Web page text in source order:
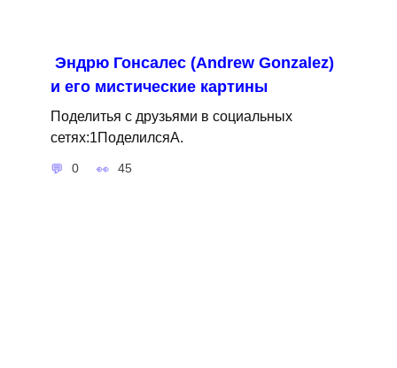
Эндрю Гонсалес (Andrew Gonzalez)
и его мистические картины
Поделитья с друзьями в социальных
сетях:1ПоделилсяA.
0 45